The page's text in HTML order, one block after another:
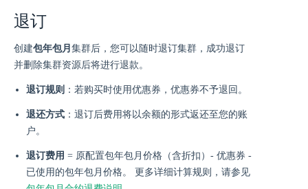
退订
创建包年包月 集群后，您可以随时退订集群，成功退订
并删除集群资源后将进行退款。
退订规则 ：若购买时使用优惠券，优惠券不予退回。
退还方式 ：退订后费用将以余额的形式返还至您的账
户。
退订费用 = 原配置包年包月价格（含折扣）- 优惠券 -
已使用的包年包月价格。 更多详细计算规则，请参见